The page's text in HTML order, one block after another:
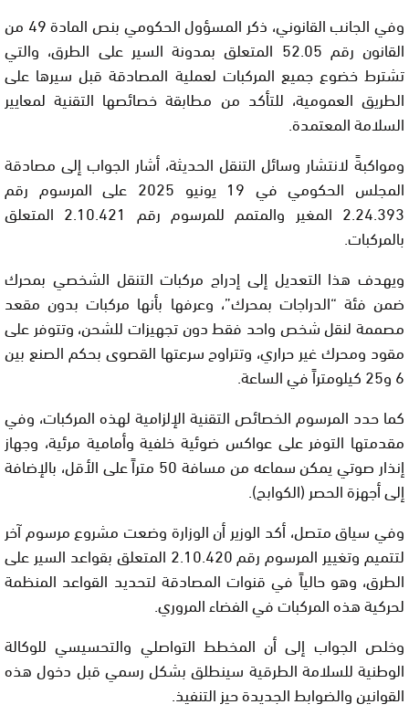
وفي الجانب القانوني، ذكر المسؤول الحكومي بنص المادة 49 من
القانون رقم 52.05 المتعلق بمدونة السير على الطرق، والتي
تشترط خضوع جميع المركبات لعملية المصادقة قبل سيرها على
الطريق العمومية، للتأكد من مطابقة خصائصها التقنية لمعايير
السلامة المعتمدة.
ومواكبةً لانتشار وسائل التنقل الحديثة، أشار الجواب إلى مصادقة
المجلس الحكومي في 19 يونيو 2025 على المرسوم رقم
2.24.393 المغير والمتمم للمرسوم رقم 2.10.421 المتعلق
بالمركبات.
ويهدف هذا التعديل إلى إدراج مركبات التنقل الشخصي بمحرك
ضمن فئة “الدراجات بمحرك”، وعرفها بأنها مركبات بدون مقعد
مصممة لنقل شخص واحد فقط دون تجهيزات للشحن، وتتوفر على
مقود ومحرك غير حراري، وتتراوح سرعتها القصوى بحكم الصنع بين
6 و25 كيلومتراً في الساعة.
كما حدد المرسوم الخصائص التقنية الإلزامية لهذه المركبات، وفي
مقدمتها التوفر على عواكس ضوئية خلفية وأمامية مرئية، وجهاز
إنذار صوتي يمكن سماعه من مسافة 50 متراً على الأقل، بالإضافة
إلى أجهزة الحصر (الكوابح).
وفي سياق متصل، أكد الوزير أن الوزارة وضعت مشروع مرسوم آخر
لتتميم وتغيير المرسوم رقم 2.10.420 المتعلق بقواعد السير على
الطرق، وهو حالياً في قنوات المصادقة لتحديد القواعد المنظمة
لحركية هذه المركبات في الفضاء المروري.
وخلص الجواب إلى أن المخطط التواصلي والتحسيسي للوكالة
الوطنية للسلامة الطرقية سينطلق بشكل رسمي قبل دخول هذه
القوانين والضوابط الجديدة حيز التنفيذ.